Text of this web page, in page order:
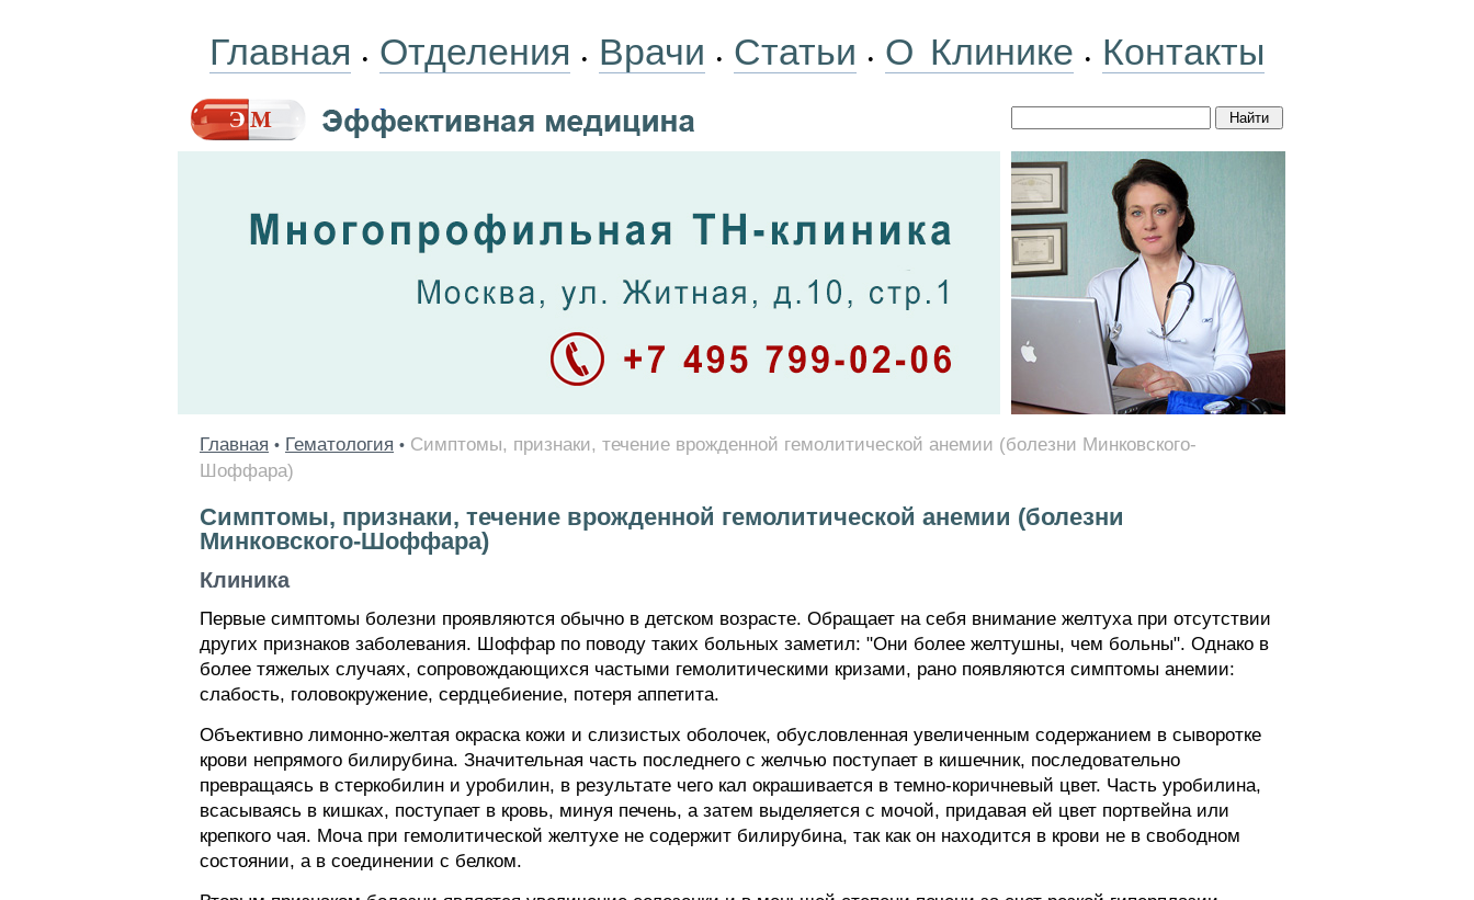
Главная • Отделения • Врачи • Статьи • О Клинике • Контакты
Главная • Гематология • Симптомы, признаки, течение врожденной гемолитической анемии (болезни Минковского-
Шоффара)
Симптомы, признаки, течение врожденной гемолитической анемии (болезни
Минковского-Шоффара)
Клиника
Первые симптомы болезни проявляются обычно в детском возрасте. Обращает на себя внимание желтуха при отсутствии
других признаков заболевания. Шоффар по поводу таких больных заметил: "Они более желтушны, чем больны". Однако в
более тяжелых случаях, сопровождающихся частыми гемолитическими кризами, рано появляются симптомы анемии:
слабость, головокружение, сердцебиение, потеря аппетита.
Объективно лимонно-желтая окраска кожи и слизистых оболочек, обусловленная увеличенным содержанием в сыворотке
крови непрямого билирубина. Значительная часть последнего с желчью поступает в кишечник, последовательно
превращаясь в стеркобилин и уробилин, в результате чего кал окрашивается в темно-коричневый цвет. Часть уробилина,
всасываясь в кишках, поступает в кровь, минуя печень, а затем выделяется с мочой, придавая ей цвет портвейна или
крепкого чая. Моча при гемолитической желтухе не содержит билирубина, так как он находится в крови не в свободном
состоянии, а в соединении с белком.